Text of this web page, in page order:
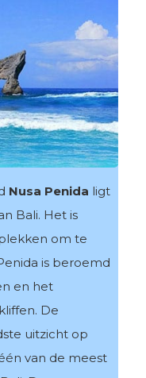
Nusa Penida ligt
Bali. Het is
om te
is beroemd
en het
De
uitzicht op
van de meest